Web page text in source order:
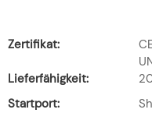
Zertifikat:
Lieferfähigkeit:
Startport: